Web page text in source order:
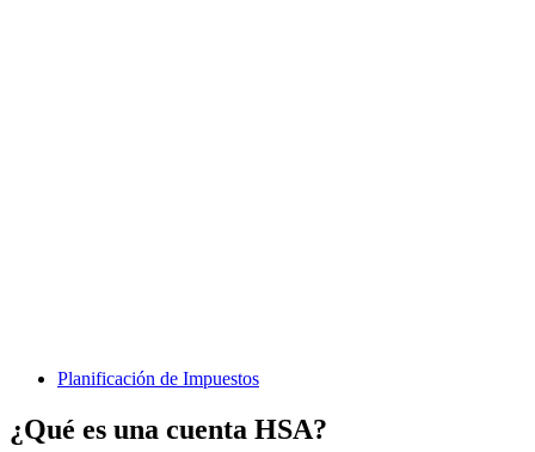
Planificación de Impuestos
¿Qué es una cuenta HSA?